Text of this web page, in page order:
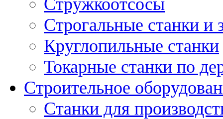
Строгальные станки и
Круглопильные станки
Токарные станки по
Строительное
Станки для